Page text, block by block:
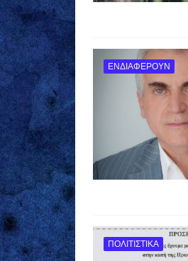
ΕΝΔΙΑΦΕΡΟΥΝ
ΠΟΛΙΤΙΣΤΙΚΑ